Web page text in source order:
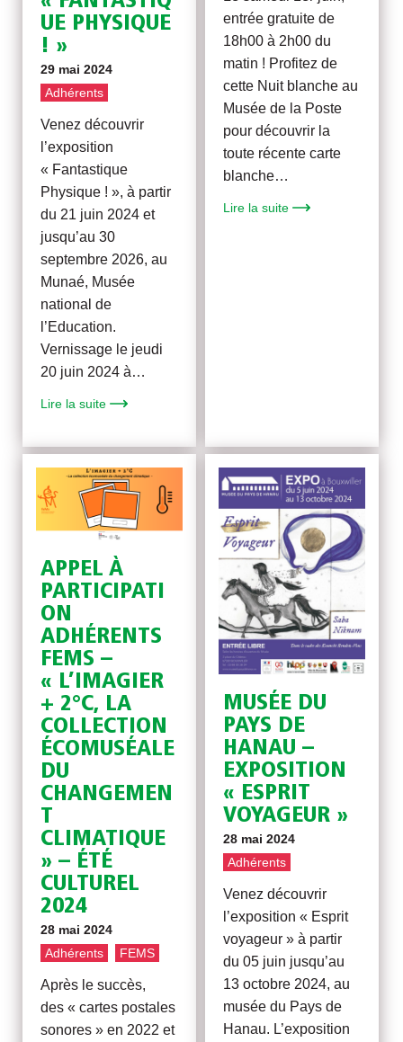
UE PHYSIQUE
! »
29 mai 2024
Adhérents
Venez découvrir
l’exposition
« Fantastique
Physique ! », à partir
du 21 juin 2024 et
jusqu’au 30
septembre 2026, au
Munaé, Musée
national de
l’Education.
Vernissage le jeudi
20 juin 2024 à…
Lire la suite
entrée gratuite de
18h00 à 2h00 du
matin ! Profitez de
cette Nuit blanche au
Musée de la Poste
pour découvrir la
toute récente carte
blanche…
Lire la suite
APPEL À
PARTICIPATI
ON
ADHÉRENTS
FEMS –
« L’IMAGIER
+ 2°C, LA
COLLECTION
ÉCOMUSÉALE
DU
CHANGEMEN
T
CLIMATIQUE
» – ÉTÉ
CULTUREL
2024
28 mai 2024
Adhérents
FEMS
Après le succès,
des « cartes postales
sonores » en 2022 et
MUSÉE DU
PAYS DE
HANAU –
EXPOSITION
« ESPRIT
VOYAGEUR »
28 mai 2024
Adhérents
Venez découvrir
l’exposition « Esprit
voyageur » à partir
du 05 juin jusqu’au
13 octobre 2024, au
musée du Pays de
Hanau. L’exposition